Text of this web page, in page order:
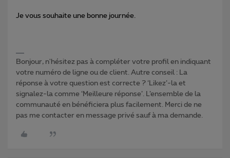
Je vous souhaite une bonne journée.
Bonjour, n'hésitez pas à compléter votre profil en indiquant
votre numéro de ligne ou de client. Autre conseil : La
réponse à votre question est correcte ? ‘Likez’-la et
signalez-la comme ‘Meilleure réponse’. L’ensemble de la
communauté en bénéficiera plus facilement. Merci de ne
pas me contacter en message privé sauf à ma demande.